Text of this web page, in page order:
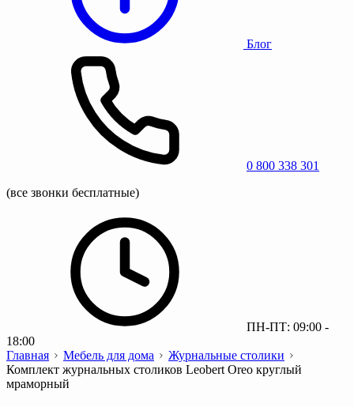
Блог
0 800 338 301
(все звонки бесплатные)
ПН-ПТ: 09:00 -
18:00
Главная
Мебель для дома
Журнальные столики
Комплект журнальных столиков Leobert Oreo круглый
мраморный